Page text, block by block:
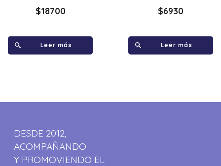
$18700
Leer más
$6930
Leer más
DESDE 2012,
ACOMPAÑANDO
Y PROMOVIENDO EL